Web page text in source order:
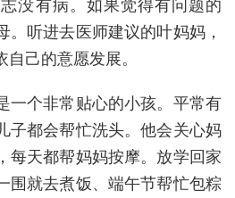
没有病。如果觉得有问题的
。听进去医师建议的叶妈妈，
己的意愿发展。
一个非常贴心的小孩。平常有
子都会帮忙洗头。他会关心妈
每天都帮妈妈按摩。放学回家
围就去煮饭、端午节帮忙包粽